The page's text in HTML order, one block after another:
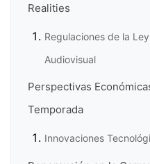
Realities
Regulaciones de la
Audiovisual
Perspectivas
Temporada
Innovaciones